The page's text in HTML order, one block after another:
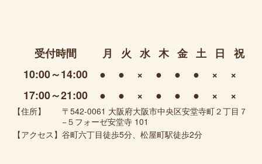
受付時間 月 火 水 木 金 土 日
祝
10:00～14:00
● ● × ● ● ● ×
×
17:00～21:00
● ● × ● ● ● × ×
【住所】
〒542-0061 大阪府大阪市中央区安堂寺町２丁目７
−５フォーゼ安堂寺 101
【アクセス】谷町六丁目徒歩5分、松屋町駅徒歩2分